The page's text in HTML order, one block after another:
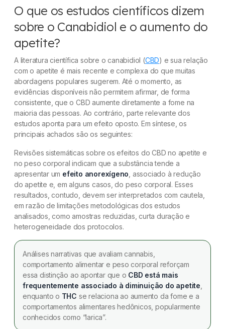
O que os estudos científicos dizem
sobre o Canabidiol e o aumento do
apetite?
A literatura científica sobre o canabidiol (CBD) e sua relação
com o apetite é mais recente e complexa do que muitas
abordagens populares sugerem. Até o momento, as
evidências disponíveis não permitem afirmar, de forma
consistente, que o CBD aumente diretamente a fome na
maioria das pessoas. Ao contrário, parte relevante dos
estudos aponta para um efeito oposto. Em síntese, os
principais achados são os seguintes:
Revisões sistemáticas sobre os efeitos do CBD no apetite e
no peso corporal indicam que a substância tende a
apresentar um efeito anorexígeno , associado à redução
do apetite e, em alguns casos, do peso corporal. Esses
resultados, contudo, devem ser interpretados com cautela,
em razão de limitações metodológicas dos estudos
analisados, como amostras reduzidas, curta duração e
heterogeneidade dos protocolos.
Análises narrativas que avaliam cannabis,
comportamento alimentar e peso corporal reforçam
essa distinção ao apontar que o CBD está mais
frequentemente associado à diminuição do apetite
enquanto o THC se relaciona ao aumento da fome e a
comportamentos alimentares hedônicos, popularmente
conhecidos como “larica”.